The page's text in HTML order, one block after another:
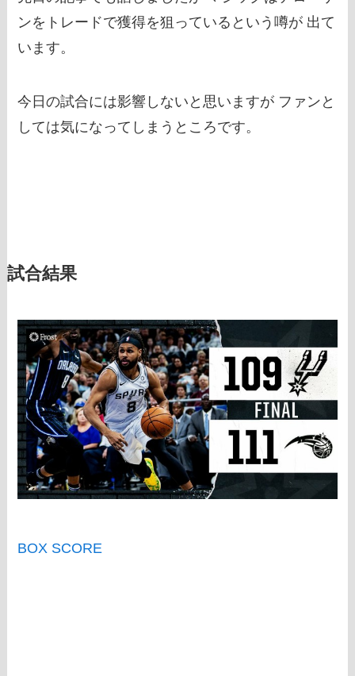
ンをトレードで獲得を狙っているという噂が 出て
います。
今日の試合には影響しないと思いますが ファンと
しては気になってしまうところです。
試合結果
BOX SCORE